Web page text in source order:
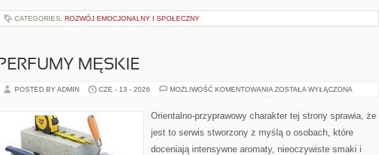
CATEGORIES: ROZWÓJ EMOCJONALNY I SPOŁECZNY
PERFUMY MĘSKIE
POSTED BY ADMIN CZE - 13 - 2026 MOŻLIWOŚĆ KOMENTOWANIA PERFUMY
ZOSTAŁA WYŁĄCZONA
Orientalno-przyprawowy charakter tej strony sprawia, że
jest to serwis stworzony z myślą o osobach, które
doceniają intensywne aromaty, nieoczywiste smaki i